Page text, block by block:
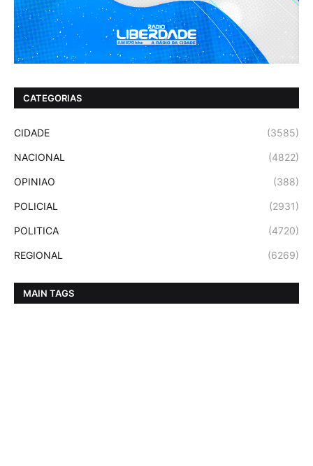
CATEGORIAS
CIDADE (3585)
NACIONAL (4822)
OPINIAO (388)
POLICIAL (2931)
POLITICA (4720)
REGIONAL (6269)
MAIN TAGS